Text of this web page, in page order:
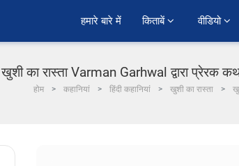
हमारे बारे में किताबें वीडियो
खुशी का रास्ता Varman Garhwal द्वारा प्रेरक
होम कहानियां हिंदी कहानियां खुशी का रास्ता